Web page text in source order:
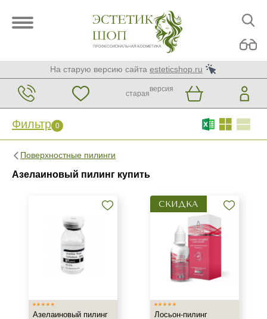
На старую версию сайта esteticshop.ru
старая
версия
Фильтр 0
Поверхностные пилинги
Азелаиновый пилинг купить
Фильтр 0
La Beaute Medicale
Тип товара
Азелаиновый пилинг
СКИДКА
Лосьон-пилинг